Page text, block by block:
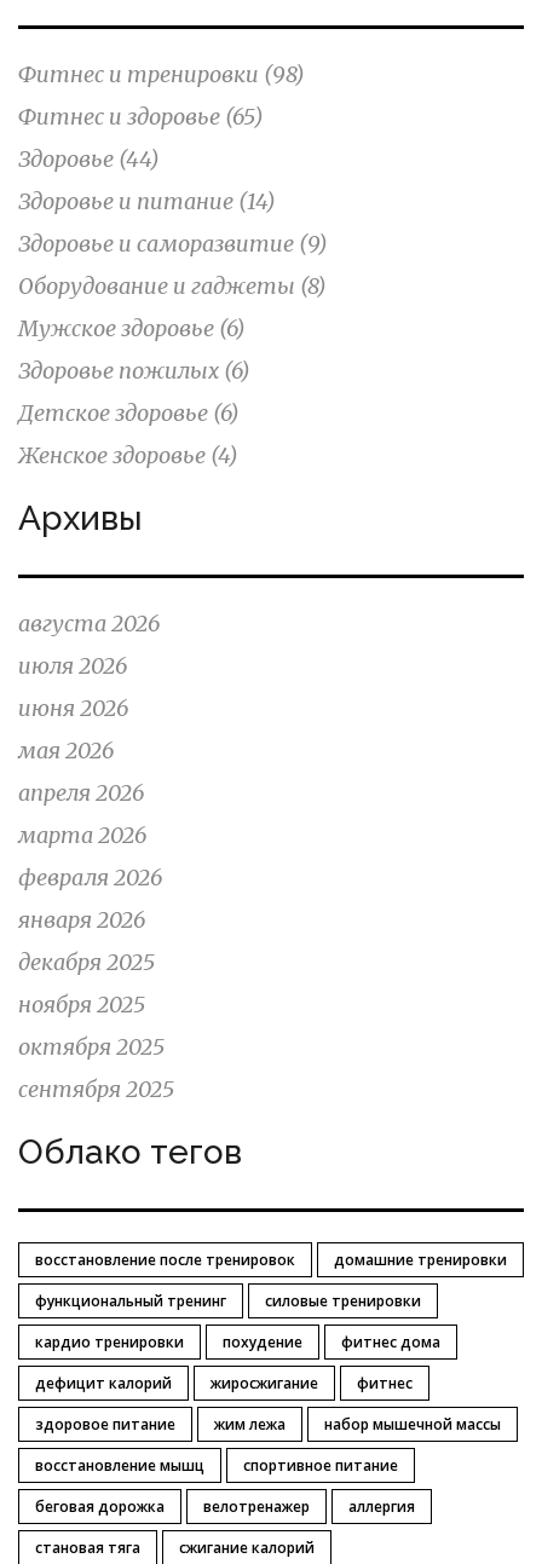
Фитнес и тренировки (98)
Фитнес и здоровье (65)
Здоровье (44)
Здоровье и питание (14)
Здоровье и саморазвитие (9)
Оборудование и гаджеты (8)
Мужское здоровье (6)
Здоровье пожилых (6)
Детское здоровье (6)
Женское здоровье (4)
Архивы
августа 2026
июля 2026
июня 2026
мая 2026
апреля 2026
марта 2026
февраля 2026
января 2026
декабря 2025
ноября 2025
октября 2025
сентября 2025
Облако тегов
восстановление после тренировок
домашние тренировки
функциональный тренинг
силовые тренировки
кардио тренировки
похудение
фитнес дома
дефицит калорий
жиросжигание
фитнес
здоровое питание
жим лежа
набор мышечной массы
восстановление мышц
спортивное питание
беговая дорожка
велотренажер
аллергия
становая тяга
сжигание калорий